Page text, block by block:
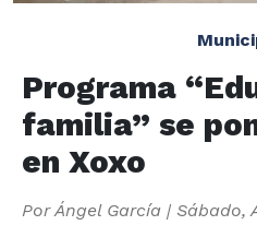
Programa
familia” se
en Xoxo
PorÁngel García | Sábado,